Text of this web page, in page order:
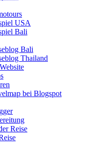
USA
Bali
Bali
Thailand
bei Blogspot
Reise